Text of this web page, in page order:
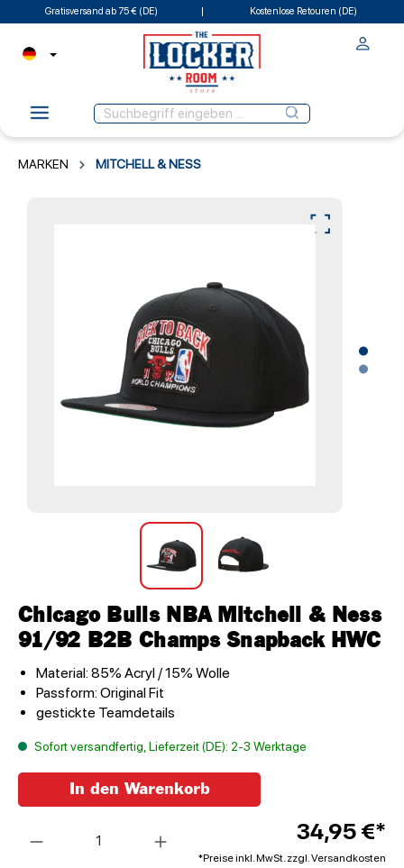
Gratisversand ab 75 € (DE) Kostenlose Retouren (DE)
MARKEN MITCHELL & NESS
Chicago Bulls NBA Mitchell & Ness
91/92 B2B Champs Snapback HWC
Material: 85% Acryl / 15% Wolle
Passform: Original Fit
gestickte Teamdetails
Sofort versandfertig, Lieferzeit (DE): 2-3 Werktage
34,95 €*
*Preise inkl. MwSt. zzgl. Versandkosten
In den Warenkorb